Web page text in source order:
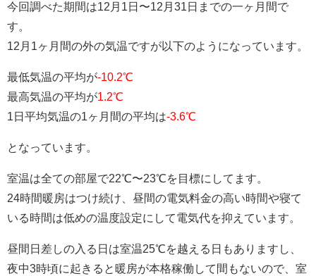
今回調べた期間は12月1日〜12月31日までの一ヶ月間で
す。
12月1ヶ月間の外の気温ですが以下のようになっています。
最低気温の平均が-10.2℃
最高気温の平均が1.2℃
1日平均気温の1ヶ月間の平均は-3.6℃
となっています。
室温は全ての部屋で22℃〜23℃を目標にしてます。
24時間暖房はつけ続け、昼間の電気料金の高い時間や寝て
いる時間は低めの温度設定にして電気代を抑えています。
昼間日差しの入る日は室温25℃を越える日もありますし、
夜中3時頃に起きると暖房が本格稼働して間もないので、室